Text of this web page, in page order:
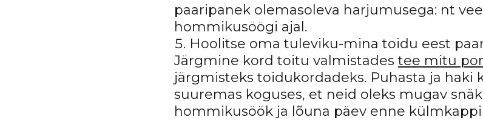
paaripanek olemasoleva harjumusega: nt
hommikusöögi ajal.
Hoolitse oma tuleviku-mina toidu eest
Järgmine kord toitu valmistades tee mitu
järgmisteks toidukordadeks. Puhasta ja haki
suuremas koguses, et neid oleks mugav
hommikusöök ja lõuna päev enne